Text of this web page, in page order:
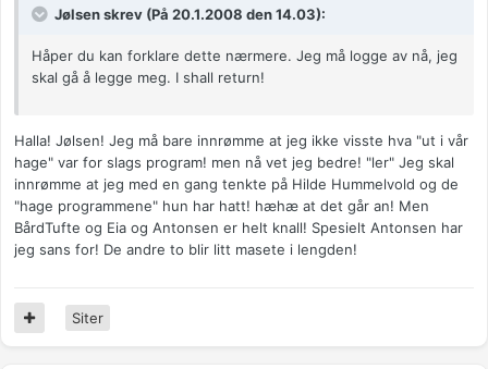
Jølsen skrev (På 20.1.2008 den 14.03):
Håper du kan forklare dette nærmere. Jeg må logge av nå, jeg
skal gå å legge meg. I shall return!
Halla! Jølsen! Jeg må bare innrømme at jeg ikke visste hva "ut i vår
hage" var for slags program! men nå vet jeg bedre! "ler" Jeg skal
innrømme at jeg med en gang tenkte på Hilde Hummelvold og de
"hage programmene" hun har hatt! hæhæ at det går an! Men
BårdTufte og Eia og Antonsen er helt knall! Spesielt Antonsen har
jeg sans for! De andre to blir litt masete i lengden!
Siter